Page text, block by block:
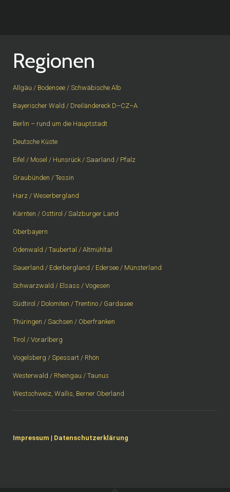
Regionen
Allgäu / Bodensee / Schwäbische Alb
Bayerischer Wald / Dreiländereck D–CZ–A
Berlin – rund um die Hauptstadt
Deutsche Küste
Eifel / Mosel / Hunsrück / Saarland / Pfalz
Graubünden / Tessin
Harz / Weserbergland
Kärnten / Osttirol / Salzburger Land
Oberbayern
Odenwald / Taubertal / Altmühltal
Sauerland / Ederbergland / Edersee / Münsterland
Schwarzwald / Elsass / Vogesen
Südtirol / Dolomiten / Trentino / Gardasee
Thüringen / Sachsen / Oberfranken
Tirol / Vorarlberg
Vogelsberg / Spessart / Rhön
Westerwald / Rheingau / Taunus
Westschweiz, Wallis, Berner Oberland
Impressum | Datenschutzerklärung